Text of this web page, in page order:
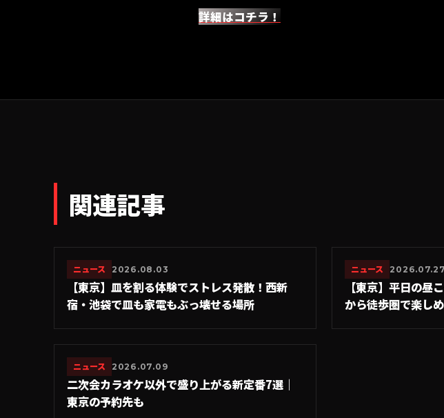
詳細はコチラ！
関連記事
ニュース 2026.08.03
【東京】皿を割る体験でストレス発散！西新
宿・池袋で皿も家電もぶっ壊せる場所
ニュース 2026.07.27
【東京】平日の昼
から徒歩圏で楽し
ニュース 2026.07.09
二次会カラオケ以外で盛り上がる新定番7選｜
東京の予約先も